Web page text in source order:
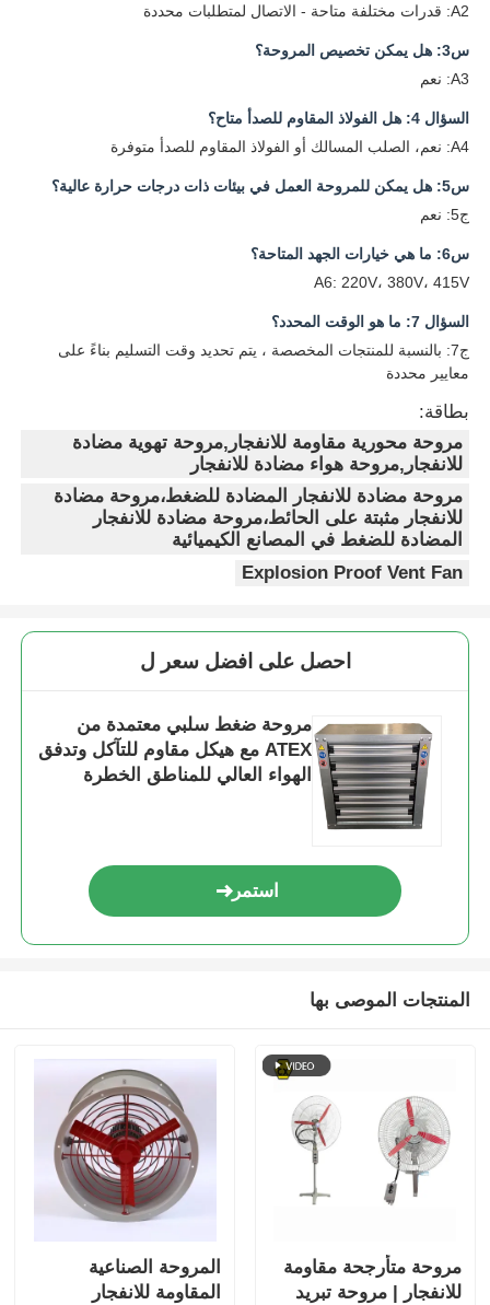
A2: قدرات مختلفة متاحة - الاتصال لمتطلبات محددة
س3: هل يمكن تخصيص المروحة؟
A3: نعم
السؤال 4: هل الفولاذ المقاوم للصدأ متاح؟
A4: نعم، الصلب المسالك أو الفولاذ المقاوم للصدأ متوفرة
س5: هل يمكن للمروحة العمل في بيئات ذات درجات حرارة عالية؟
ج5: نعم
س6: ما هي خيارات الجهد المتاحة؟
A6: 220V، 380V، 415V
السؤال 7: ما هو الوقت المحدد؟
ج7: بالنسبة للمنتجات المخصصة ، يتم تحديد وقت التسليم بناءً على
معايير محددة
بطاقة:
مروحة محورية مقاومة للانفجار,مروحة تهوية مضادة
للانفجار,مروحة هواء مضادة للانفجار
مروحة مضادة للانفجار المضادة للضغط،مروحة مضادة
للانفجار مثبتة على الحائط،مروحة مضادة للانفجار
المضادة للضغط في المصانع الكيميائية
Explosion Proof Vent Fan
احصل على افضل سعر ل
مروحة ضغط سلبي معتمدة من
ATEX مع هيكل مقاوم للتآكل وتدفق
الهواء العالي للمناطق الخطرة
استمر
المنتجات الموصى بها
مروحة متأرجحة مقاومة
للانفجار | مروحة تبريد
المروحة الصناعية
المقاومة للانفجار